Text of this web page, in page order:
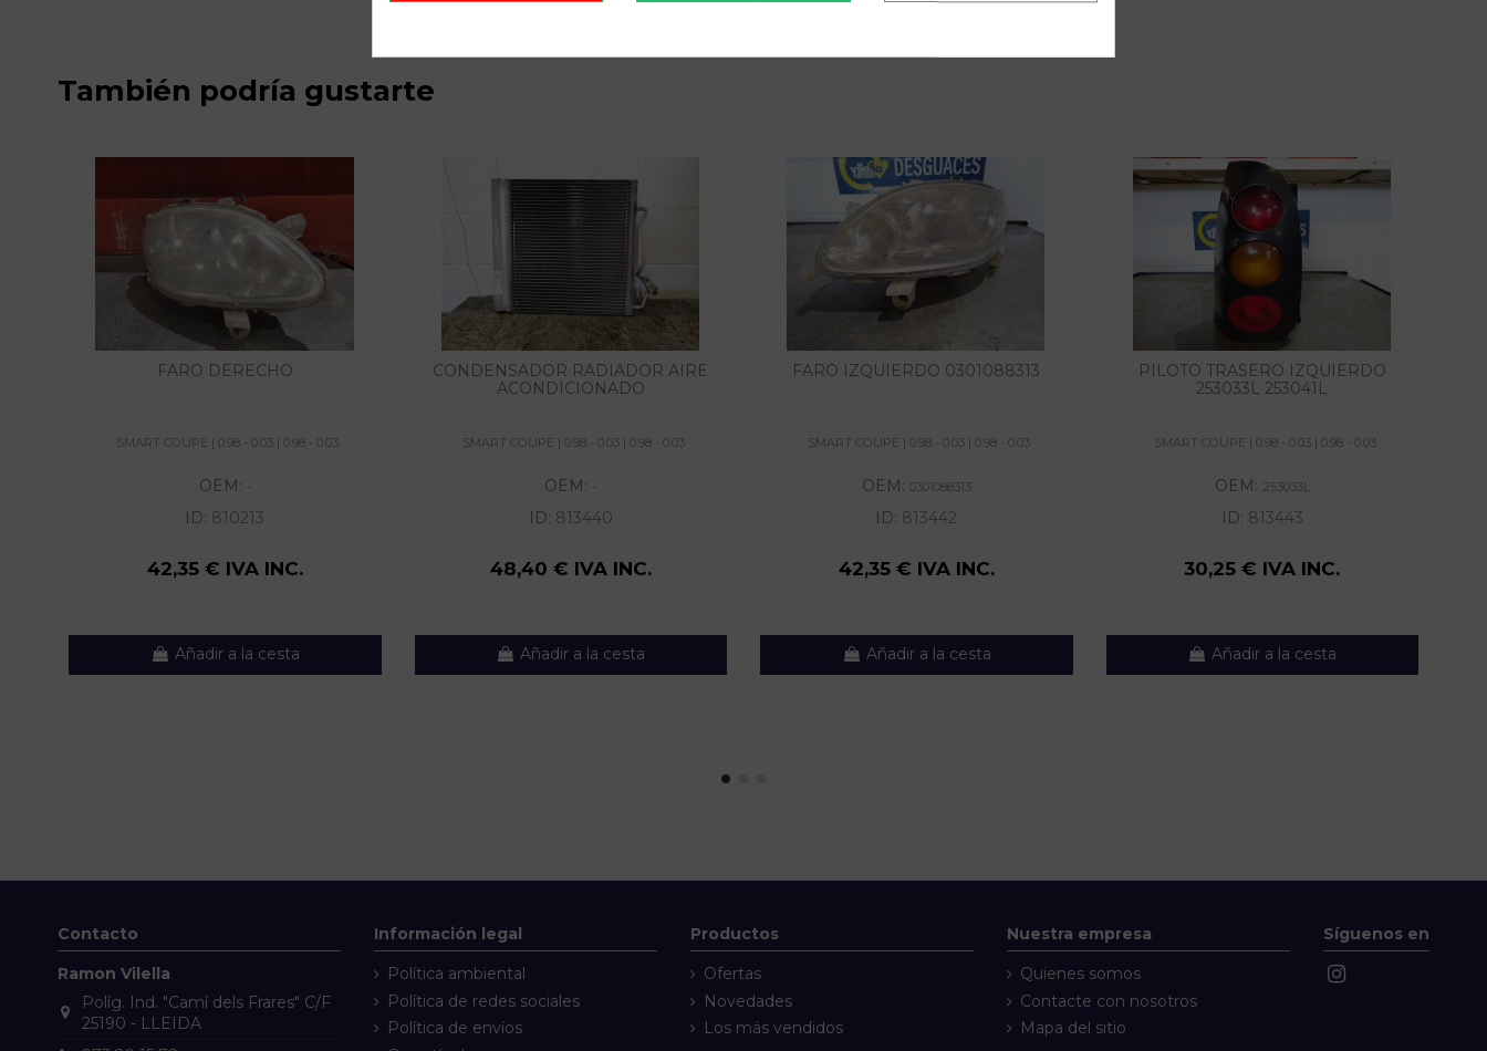
También podría gustarte
FARO DERECHO
SMART COUPE | 0.98 - 0.03 | 0.98 - 0.03
OEM: -
ID: 810213
42,35 € IVA INC.
Añadir a la cesta
CONDENSADOR RADIADOR AIRE
ACONDICIONADO
SMART COUPE | 0.98 - 0.03 | 0.98 - 0.03
OEM: -
ID: 813440
48,40 € IVA INC.
Añadir a la cesta
FARO IZQUIERDO 0301088313
SMART COUPE | 0.98 - 0.03 | 0.98 - 0.03
OEM: 0301088313
ID: 813442
42,35 € IVA INC.
Añadir a la cesta
PILOTO TRASERO IZQUIERDO
253033L 253041L
SMART COUPE | 0.98 - 0.03 | 0.98 - 0.03
OEM: 253033L
ID: 813443
30,25 € IVA INC.
Añadir a la cesta
Contacto
Ramon Vilella
Políg. Ind. "Camí dels Frares" C/F
25190 - LLEIDA
Información legal
Política ambiental
Política de redes sociales
Política de envíos
Productos
Ofertas
Novedades
Los más vendidos
Nuestra empresa
Quienes somos
Contacte con nosotros
Mapa del sitio
Síguenos en